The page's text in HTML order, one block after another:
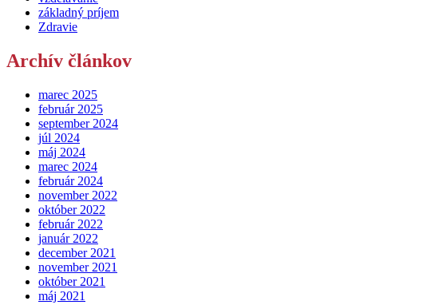
základný príjem
Zdravie
Archív článkov
marec 2025
február 2025
september 2024
júl 2024
máj 2024
marec 2024
február 2024
november 2022
október 2022
február 2022
január 2022
december 2021
november 2021
október 2021
máj 2021